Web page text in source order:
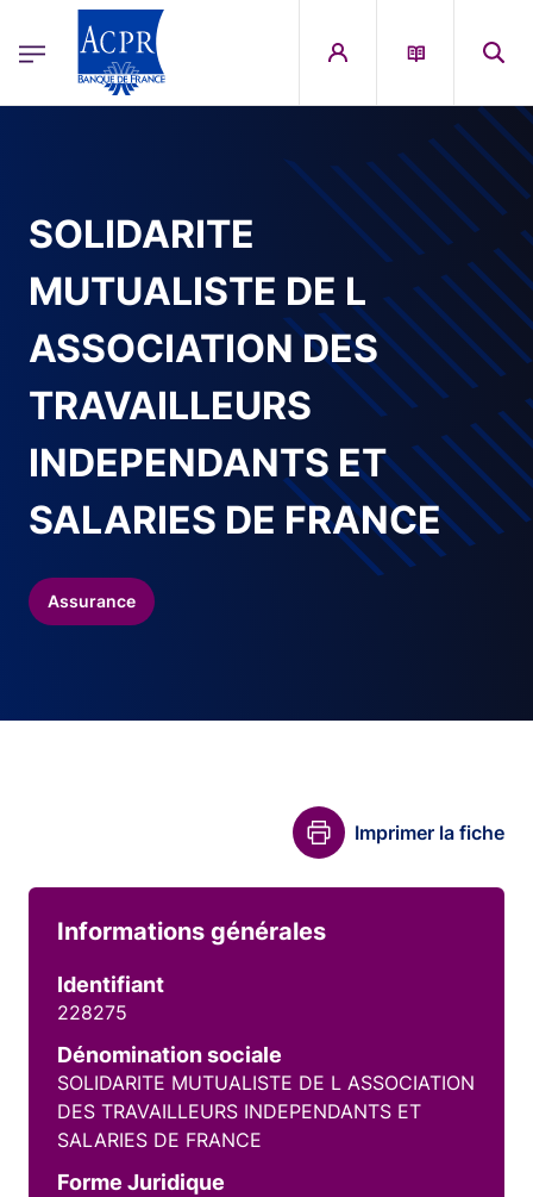
ACPR Menu Principal (French)
SOLIDARITE
MUTUALISTE DE L
ASSOCIATION DES
TRAVAILLEURS
INDEPENDANTS ET
SALARIES DE FRANCE
Assurance
Imprimer la fiche
Informations générales
Identifiant
228275
Dénomination sociale
SOLIDARITE MUTUALISTE DE L ASSOCIATION
DES TRAVAILLEURS INDEPENDANTS ET
SALARIES DE FRANCE
Forme Juridique